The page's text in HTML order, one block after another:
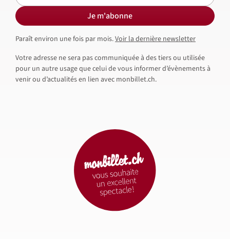
Je m'abonne
Paraît environ une fois par mois.Voir la dernière newsletter
Votre adresse ne sera pas communiquée à des tiers ou utilisée
pour un autre usage que celui de vous informer d’évènements à
venir ou d’actualités en lien avec monbillet.ch.